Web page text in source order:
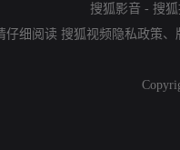
搜狐影音 - 搜
仔细阅读 搜狐视频隐私政策、